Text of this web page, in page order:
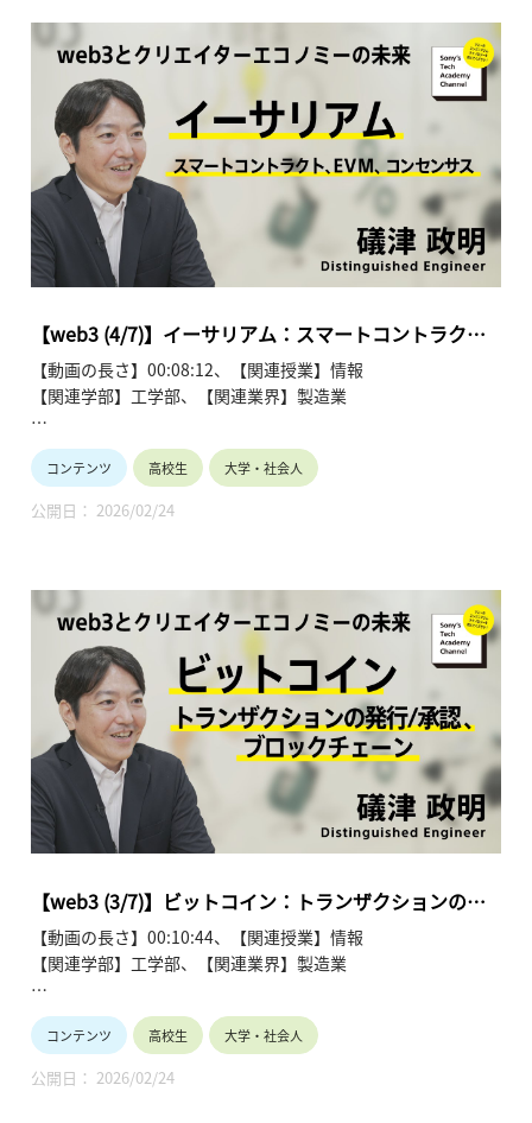
●web3とクリエイターエコノミーの未来~礒津 政明【Sony’s
Tech Academy Channel】
https://www.youtube.com/playlist?
list=PLT57hSt26YAz75U58g8D_Q4RfgzgPEFkx
第1回 クリエイターをエンパワーする新たな３つの要素
第2回 ビットコイン：分散型台帳、暗号技術、ウォレット
第3回 ビットコイン：トランザクションの発行/承認、ブロッ
クチェーン
ンサス
第5回 イーサリアム：スケーラビリティ、レイヤー２、
Soneium
第6回 分散型アプリケーション：NFT、ゲーム、DePIN
第7回 分散型アプリケーション：DAO、クリエイターエコノ
ミー
【web3 (4/7)】イーサリアム：スマートコントラク
ト、EVM、コンセンサス | 礒津 政明
【動画の長さ】00:08:12、【関連授業】情報
【関連学部】工学部、【関連業界】製造業
Sony's Tech Academy Channelでは、ソニーのエンジニア
が、私たちの生活の中で活用されているテクノロジーについ
て、基礎から最新情報までわかりやすくお伝えします。
●web3とクリエイターエコノミーの未来~礒津 政明【Sony’s
Tech Academy Channel】
https://www.youtube.com/playlist?
list=PLT57hSt26YAz75U58g8D_Q4RfgzgPEFkx
第1回 クリエイターをエンパワーする新たな３つの要素
第2回 ビットコイン：分散型台帳、暗号技術、ウォレット
第3回 ビットコイン：トランザクションの発行/承認、ブロッ
クチェーン
ンサス
第5回 イーサリアム：スケーラビリティ、レイヤー２、
Soneium
第6回 分散型アプリケーション：NFT、ゲーム、DePIN
第7回 分散型アプリケーション：DAO、クリエイターエコノ
ミー
コンテンツ 高校生 大学・社会人
公開日： 2026/02/24
【web3 (3/7)】ビットコイン：トランザクションの発
行/承認、ブロックチェーン | 礒津 政明
【動画の長さ】00:10:44、【関連授業】情報
【関連学部】工学部、【関連業界】製造業
Sony's Tech Academy Channelでは、ソニーのエンジニア
が、私たちの生活の中で活用されているテクノロジーについ
て、基礎から最新情報までわかりやすくお伝えします。
コンテンツ 高校生 大学・社会人
公開日： 2026/02/24